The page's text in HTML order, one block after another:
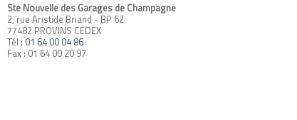
Ste Nouvelle des Garages de Champagne
2, rue Aristide Briand - BP 62
77482 PROVINS CEDEX
Tél : 01 64 00 04 86
Fax : 01 64 00 20 97